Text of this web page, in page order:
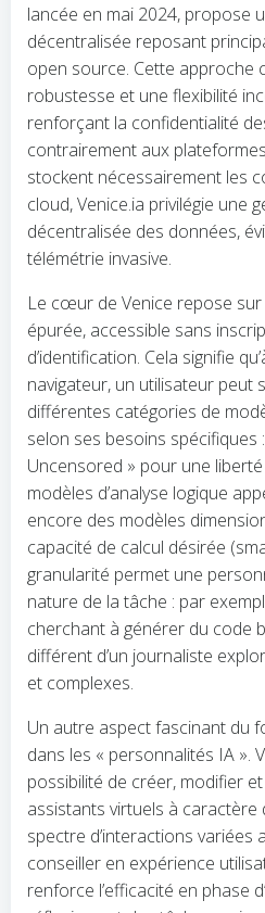
lancée en mai 2024, propose
décentralisée reposant
open source. Cette approche
robustesse et une flexibilité
renforçant la confidentialité
contrairement aux
stockent nécessairement les
cloud, Venice.ia privilégie une
décentralisée des données,
télémétrie invasive.
Le cœur de Venice repose
épurée, accessible sans
d’identification. Cela signifie
navigateur, un utilisateur peut
différentes catégories de
selon ses besoins spécifiques
Uncensored » pour une
modèles d’analyse logique
encore des modèles
capacité de calcul désirée
granularité permet une
nature de la tâche : par
cherchant à générer du code
différent d’un journaliste
et complexes.
Un autre aspect fascinant du
dans les « personnalités IA ».
possibilité de créer, modifier
assistants virtuels à caractère
spectre d’interactions variées
conseiller en expérience
renforce l’efficacité en phase